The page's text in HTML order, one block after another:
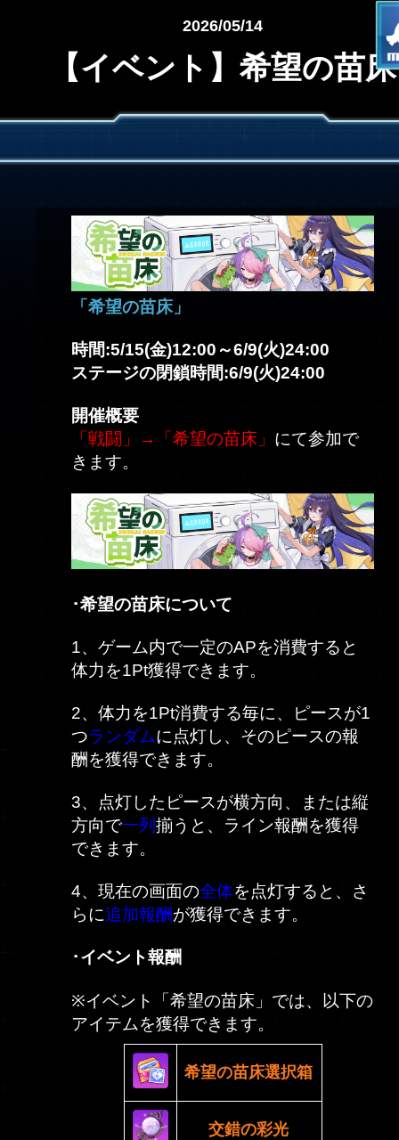
2026/05/14
【イベント】希望の苗床
「希望の苗床」
時間:5/15(金)12:00～6/9(火)24:00
ステージの閉鎖時間:6/9(火)24:00
開催概要
「戦闘」→「希望の苗床」 にて参加で
きます。
･希望の苗床について
1、ゲーム内で一定のAPを消費すると
体力を1Pt獲得できます。
2、体力を1Pt消費する毎に、ピースが1
つランダムに点灯し、そのピースの報
酬を獲得できます。
3、点灯したピースが横方向、または縦
方向で一列 揃うと、ライン報酬を獲得
できます。
4、現在の画面の全体を点灯すると、さ
らに追加報酬が獲得できます。
･イベント報酬
※イベント「希望の苗床」では、以下の
アイテムを獲得できます。
希望の苗床選択箱
交錯の彩光